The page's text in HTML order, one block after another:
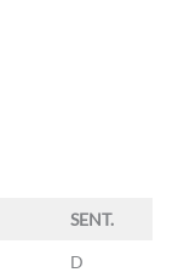
SENT.
D